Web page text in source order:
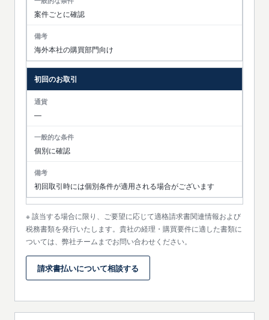
案件ごとに確認
海外本社の購買部門向け
初回のお取引
—
個別に確認
初回取引時には個別条件が適用される場合がございます
該当する場合に限り、ご要望に応じて適格請求書関連情報および
税務書類を発行いたします。貴社の経理・購買要件に適した書類に
ついては、弊社チームまでお問い合わせください。
請求書払いについて相談する